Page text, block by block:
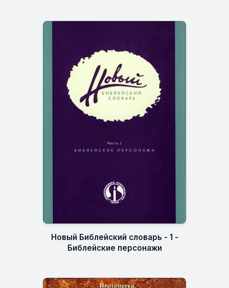
Новый Библейский словарь - 1 -
Библейские персонажи